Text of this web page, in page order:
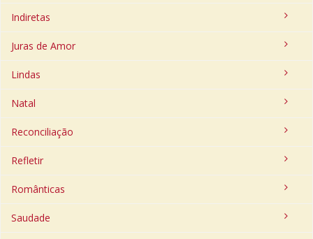
Indiretas
Juras de Amor
Lindas
Natal
Reconciliação
Refletir
Românticas
Saudade